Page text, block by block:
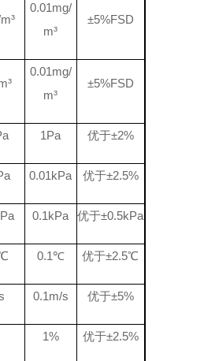
³
0.01mg/
m³
±5%FSD
³
0.01mg/
m³
±5%FSD
1Pa 优于±2%
0.01kPa 优于±2.5%
a 0.1kPa 优于±0.5kPa
0.1℃ 优于±2.5℃
0.1m/s 优于±5%
1% 优于±2.5%